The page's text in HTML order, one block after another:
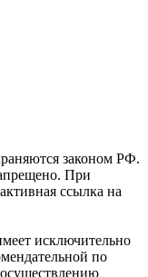
законом РФ.
При
ссылка на
исключительно
по